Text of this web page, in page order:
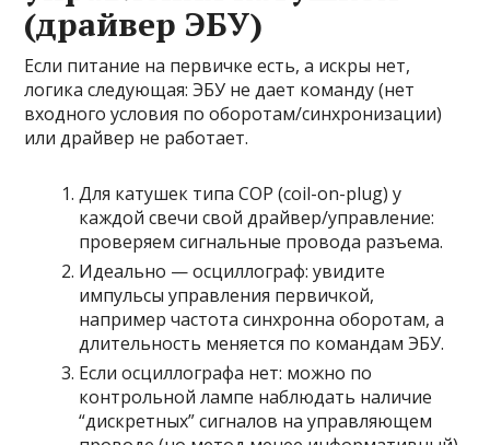
(драйвер ЭБУ)
Если питание на первичке есть, а искры нет,
логика следующая: ЭБУ не дает команду (нет
входного условия по оборотам/синхронизации)
или драйвер не работает.
Для катушек типа COP (coil-on-plug) у
каждой свечи свой драйвер/управление:
проверяем сигнальные провода разъема.
Идеально — осциллограф: увидите
импульсы управления первичкой,
например частота синхронна оборотам, а
длительность меняется по командам ЭБУ.
Если осциллографа нет: можно по
контрольной лампе наблюдать наличие
“дискретных” сигналов на управляющем